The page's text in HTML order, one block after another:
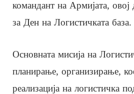
командант на Армијата, овој
за Ден на Логистичката база.
Основната мисија на
планирање, организирање,
реализација на логистичка